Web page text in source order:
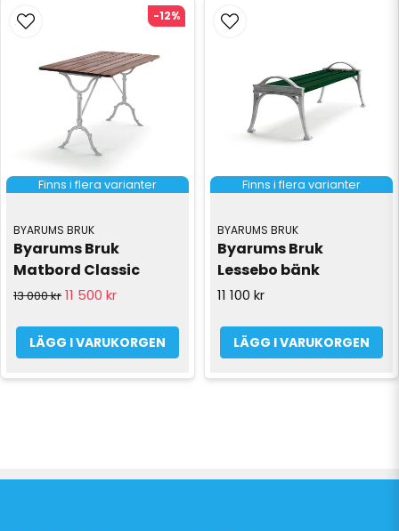
Finns i flera varianter
BYARUMS BRUK
Byarums Bruk
Matbord Classic
13 000 kr 11 500 kr
LÄGG I VARUKORGEN
-12%
Finns i flera varianter
BYARUMS BRUK
Byarums Bruk
Lessebo bänk
11 100 kr
LÄGG I VARUKORGEN